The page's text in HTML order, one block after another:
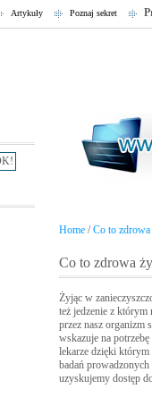
Poznaj sekret
Artykuły
Home /Co to
Co to zdrowa
Żyjąc w
też jedzenie z
przez nasz organizm
wskazuje na
lekarze dzięki którym
badań
uzyskujemy dostęp